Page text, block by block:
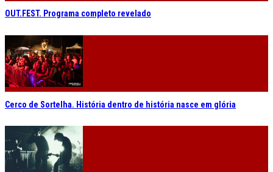
OUT.FEST. Programa completo revelado
Cerco de Sortelha. História dentro de história nasce em glória